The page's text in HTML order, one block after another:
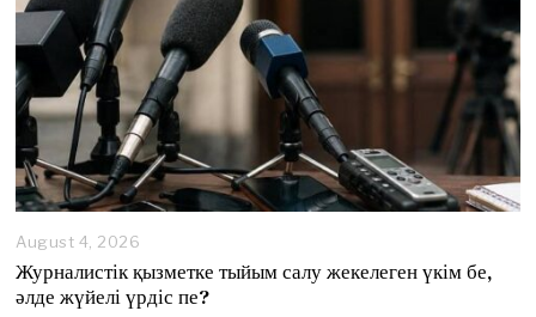
August 4, 2026
g
u
Журналистік қызметке тыйым салу жекелеген үкім бе,
әлде жүйелі үрдіс пе?